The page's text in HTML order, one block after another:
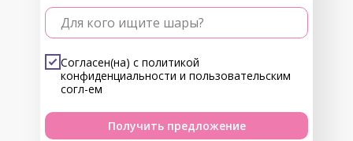
Для кого ищите шары?
Согласен(на) с политикой
конфиденциальности и пользовательским
согл-ем
Получить предложение